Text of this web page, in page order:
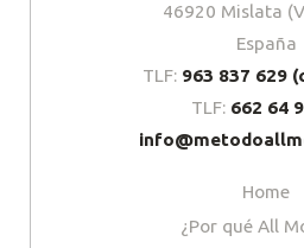
46920 Mislata
España
TLF: 963 837 629
TLF: 662 64
Home
¿Por qué All